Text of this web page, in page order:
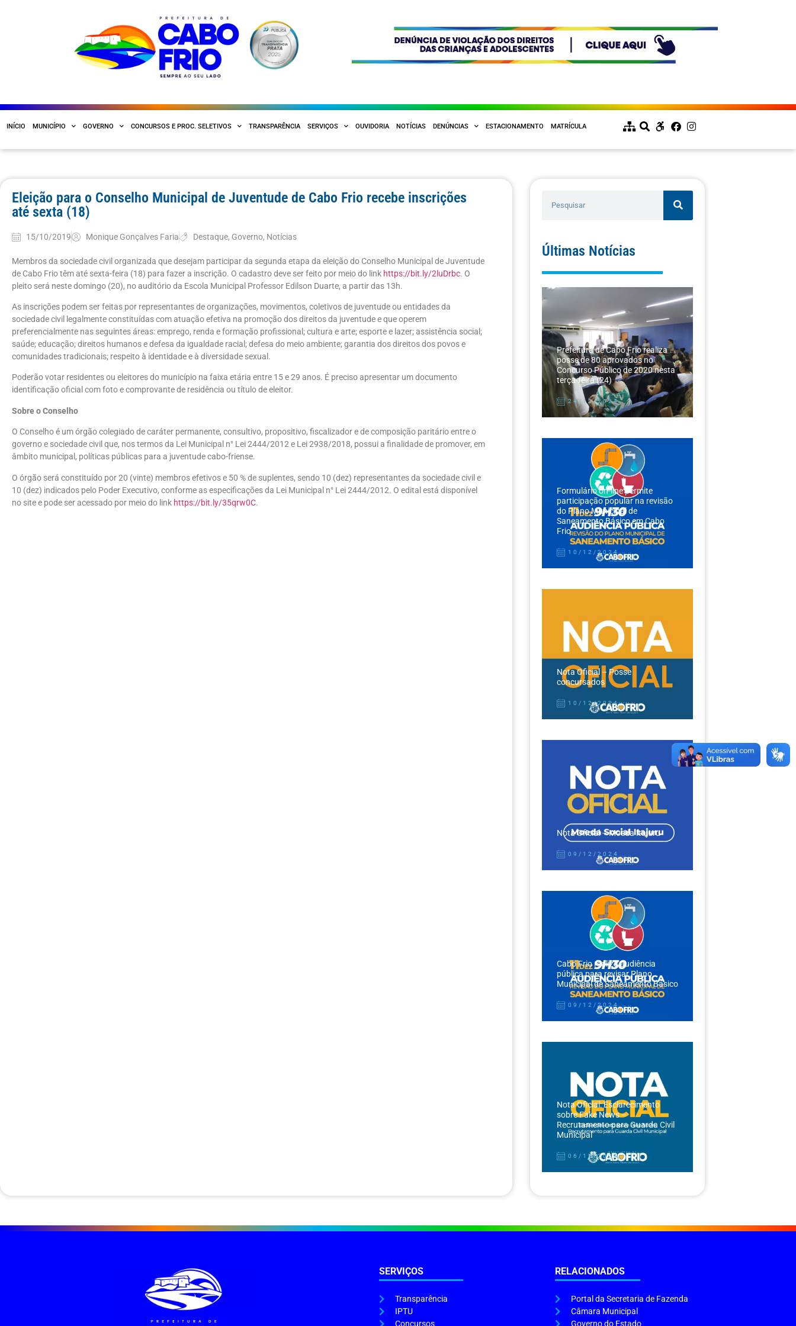
INÍCIO MUNICÍPIO GOVERNO CONCURSOS E PROC. SELETIVOS TRANSPARÊNCIA SERVIÇOS OUVIDORIA NOTÍCIAS DENÚNCIAS ESTACIONAMENTO MATRÍCULA
Eleição para o Conselho Municipal de Juventude de Cabo Frio recebe inscrições
até sexta (18)
15/10/2019 Monique Gonçalves Faria Destaque, Governo, Notícias
Membros da sociedade civil organizada que desejam participar da segunda etapa da eleição do Conselho Municipal de Juventude
de Cabo Frio têm até sexta-feira (18) para fazer a inscrição. O cadastro deve ser feito por meio do link https://bit.ly/2luDrbc. O
pleito será neste domingo (20), no auditório da Escola Municipal Professor Edilson Duarte, a partir das 13h.
As inscrições podem ser feitas por representantes de organizações, movimentos, coletivos de juventude ou entidades da
sociedade civil legalmente constituídas com atuação efetiva na promoção dos direitos da juventude e que operem
preferencialmente nas seguintes áreas: emprego, renda e formação profissional; cultura e arte; esporte e lazer; assistência social;
saúde; educação; direitos humanos e defesa da igualdade racial; defesa do meio ambiente; garantia dos direitos dos povos e
comunidades tradicionais; respeito à identidade e à diversidade sexual.
Poderão votar residentes ou eleitores do município na faixa etária entre 15 e 29 anos. É preciso apresentar um documento
identificação oficial com foto e comprovante de residência ou título de eleitor.
Sobre o Conselho
O Conselho é um órgão colegiado de caráter permanente, consultivo, propositivo, fiscalizador e de composição paritário entre o
governo e sociedade civil que, nos termos da Lei Municipal n° Lei 2444/2012 e Lei 2938/2018, possui a finalidade de promover, em
âmbito municipal, políticas públicas para a juventude cabo-friense.
O órgão será constituído por 20 (vinte) membros efetivos e 50 % de suplentes, sendo 10 (dez) representantes da sociedade civil e
10 (dez) indicados pelo Poder Executivo, conforme as especificações da Lei Municipal n° Lei 2444/2012. O edital está disponível
no site e pode ser acessado por meio do link https://bit.ly/35qrw0C.
Últimas Notícias
Prefeitura de Cabo Frio realiza
posse de 80 aprovados no
Concurso Público de 2020 nesta
terça-feira (24)
24/12/2024
Formulário on-line permite
participação popular na revisão
do Plano Municipal de
Saneamento Básico em Cabo
Frio
10/12/2024
Nota Oficial – Posse
concursados
10/12/2024
Nota Oficial – Moeda Itajuru
09/12/2024
Cabo Frio realiza audiência
pública para revisar Plano
Municipal de Saneamento Básico
09/12/2024
Nota Oficial: Esclarecimento
sobre Fake News –
Recrutamento para Guarda Civil
Municipal
06/12/2024
SERVIÇOS
Transparência
IPTU
Concursos
RELACIONADOS
Portal da Secretaria de Fazenda
Câmara Municipal
Governo do Estado